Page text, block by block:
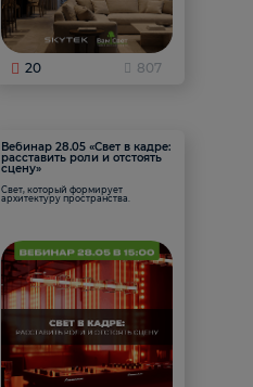
20 807
Вебинар 28.05 «Свет в кадре:
расставить роли и отстоять
сцену»
Свет, который формирует
архитектуру пространства.